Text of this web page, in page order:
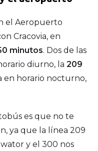
el Aeropuerto
Cracovia, en
minutos. Dos de las
diurno, la209
en horario nocturno,
es que no te
ya que la línea 209
y el 300 nos